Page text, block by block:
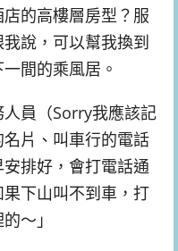
的高樓層房型？服
說，可以幫我換到
間的乘風居。
員（Sorry我應該記
片、叫車行的電話
排好，會打電話通
下山叫不到車，打
～」